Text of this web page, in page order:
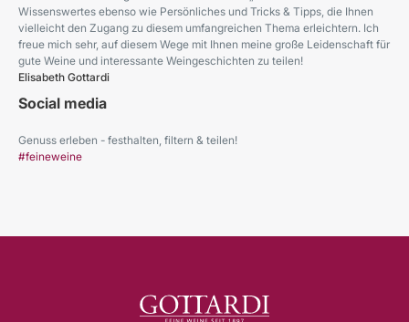
Wissenswertes ebenso wie Persönliches und Tricks & Tipps, die Ihnen
vielleicht den Zugang zu diesem umfangreichen Thema erleichtern. Ich
freue mich sehr, auf diesem Wege mit Ihnen meine große Leidenschaft für
gute Weine und interessante Weingeschichten zu teilen!
Elisabeth Gottardi
Social media
Genuss erleben - festhalten, filtern & teilen!
#feineweine